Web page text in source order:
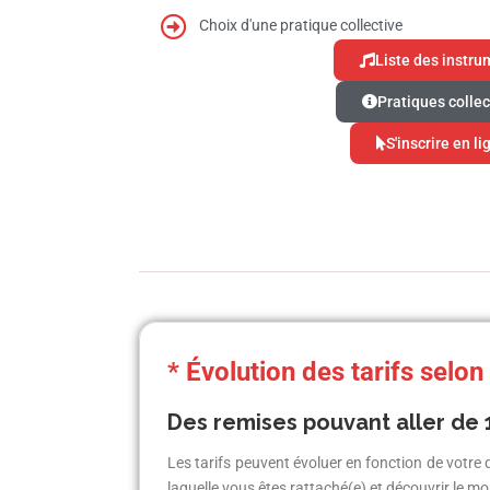
Choix d'une pratique collective
Liste des
Pratiques
S'inscrire en
* Évolution des tarifs
Des remises pouvant aller de
Les tarifs peuvent évoluer en fonction de